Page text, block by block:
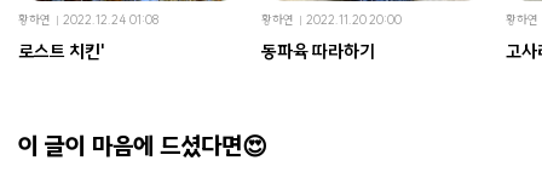
황하연 2022.12.24 01:08
로스트 치킨'
황하연 2022.11.20 20:00
동파육 따라하기
황하연
고
이 글이 마음에 드셨다면😍